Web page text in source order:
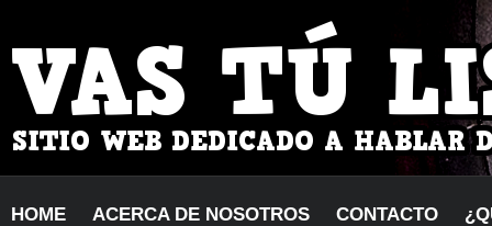
HOME ACERCA DE NOSOTROS CONTACTO